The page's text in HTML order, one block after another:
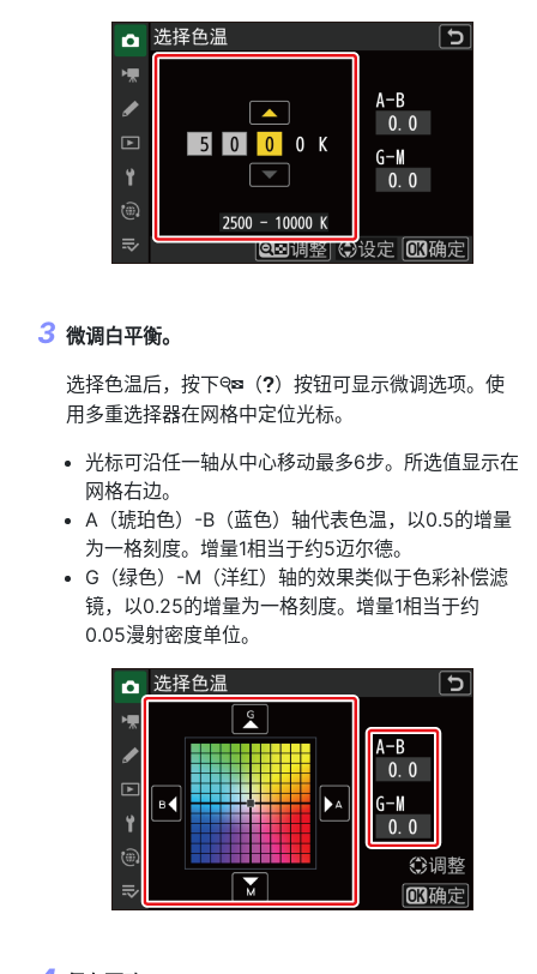
微调白平衡。
选择色温后，按下W （Q）按钮可显示微调选项。使
用多重选择器在网格中定位光标。
光标可沿任一轴从中心移动最多6步。所选值显示在
网格右边。
A（琥珀色）-B（蓝色）轴代表色温，以0.5的增量
为一格刻度。增量1相当于约5迈尔德。
G（绿色）-M（洋红）轴的效果类似于色彩补偿滤
镜，以0.25的增量为一格刻度。增量1相当于约
0.05漫射密度单位。